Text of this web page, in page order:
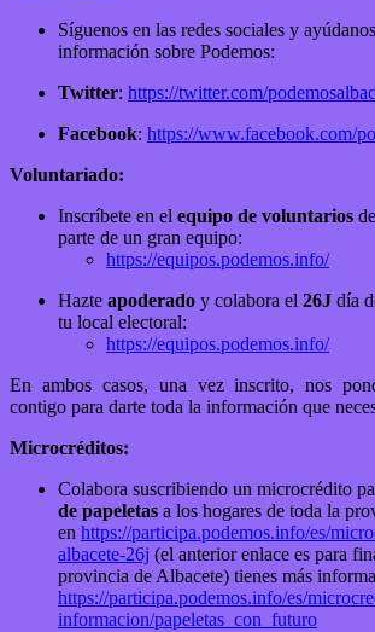
Síguenos en las redes sociales y
información sobre Podemos:
Twitter: https://twitter.com/
Facebook: https://www.facebook.com/
Voluntariado:
Inscríbete en el equipo de voluntarios
parte de un gran equipo:
https://equipos.podemos.info/
Hazte apoderado y colabora el 26J día
tu local electoral:
https://equipos.podemos.info/
En ambos casos, una vez inscrito, nos
contigo para darte toda la información que
Microcréditos:
Colabora suscribiendo un microcrédito
de papeletas a los hogares de toda la
en https://participa.podemos.info/es/
albacete-26j (el anterior enlace es para
provincia de Albacete) tienes más
https://participa.podemos.info/es/
informacion/papeletas_con_ futuro